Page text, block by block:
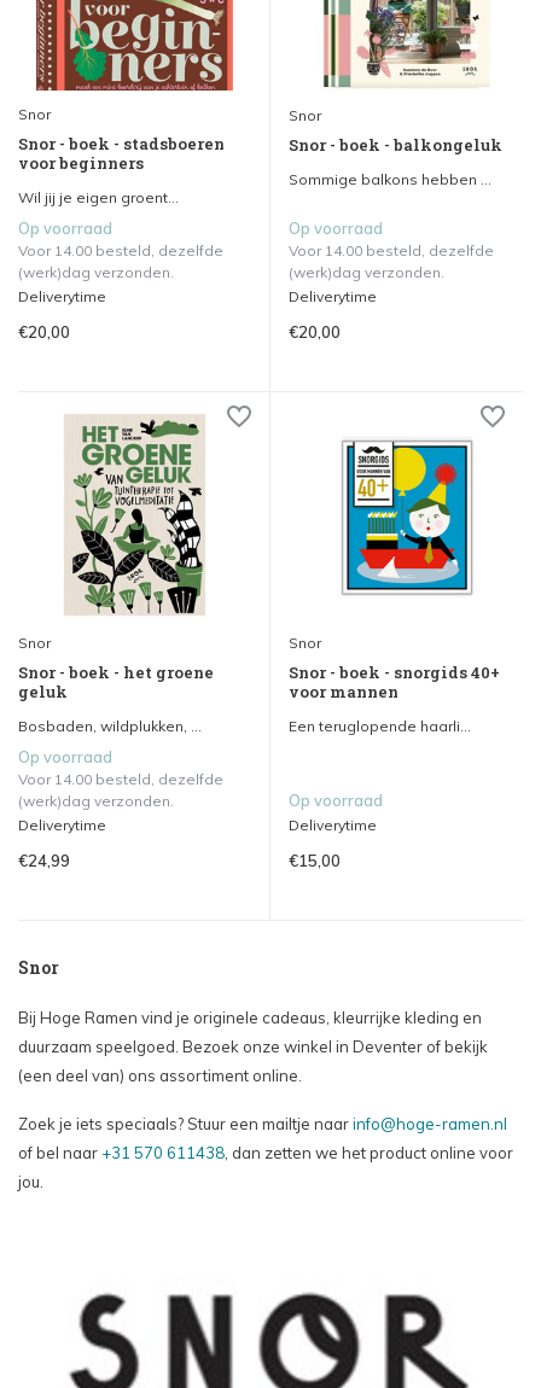
Snor
Snor - boek - stadsboeren
voor beginners
Wil jij je eigen groent...
Op voorraad
Voor 14.00 besteld, dezelfde
(werk)dag verzonden.
Deliverytime
€20,00
Snor
Snor - boek - balkongeluk
Sommige balkons hebben ...
Op voorraad
Voor 14.00 besteld, dezelfde
(werk)dag verzonden.
Deliverytime
€20,00
Snor
Snor - boek - het groene
geluk
Bosbaden, wildplukken, ...
Op voorraad
Voor 14.00 besteld, dezelfde
(werk)dag verzonden.
Deliverytime
€24,99
Snor
Snor - boek - snorgids 40+
voor mannen
Een teruglopende haarli...
Op voorraad
Deliverytime
€15,00
Snor
Bij Hoge Ramen vind je originele cadeaus, kleurrijke kleding en
duurzaam speelgoed. Bezoek onze winkel in Deventer of bekijk
(een deel van) ons assortiment online.
Zoek je iets speciaals? Stuur een mailtje naarinfo@hoge-ramen.nl
of bel naar +31 570 611438 , dan zetten we het product online voor
jou.